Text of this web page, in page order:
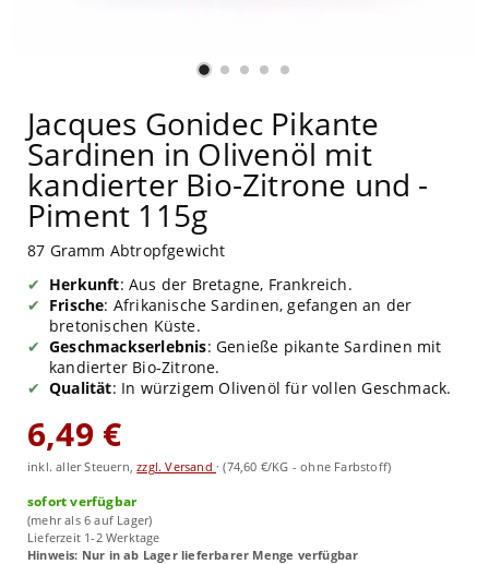
Jacques Gonidec Pikante
Sardinen in Olivenöl mit
kandierter Bio-Zitrone und -
Piment 115g
87 Gramm Abtropfgewicht
Herkunft: Aus der Bretagne, Frankreich.
Frische: Afrikanische Sardinen, gefangen an der
bretonischen Küste.
Geschmackserlebnis: Genieße pikante Sardinen mit
kandierter Bio-Zitrone.
Qualität: In würzigem Olivenöl für vollen Geschmack.
6,49 €
inkl. aller Steuern,zzgl. Versand ·(74,60 €/KG - ohne Farbstoff)
sofort verfügbar
(mehr als 6 auf Lager)
Lieferzeit 1-2 Werktage
Hinweis: Nur in ab Lager lieferbarer Menge verfügbar